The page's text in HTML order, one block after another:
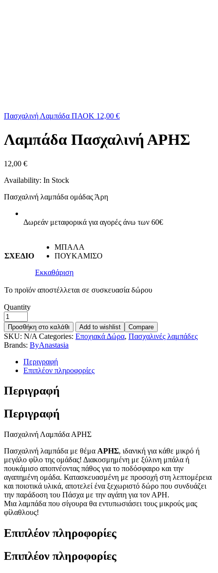
Πασχαλινή Λαμπάδα ΠΑΟΚ 12,00 €
Λαμπάδα Πασχαλινή ΑΡΗΣ
12,00 €
Availability: In Stock
Πασχαλινή λαμπάδα ομάδας Άρη
Δωρεάν μεταφορικά για αγορές άνω των 60€
ΣΧΕΔΙΟ
ΜΠΑΛΑ
ΠΟΥΚΑΜΙΣΟ
Εκκαθάριση
Το προϊόν αποστέλλεται σε συσκευασία δώρου
Quantity
Προσθήκη στο καλάθι Add to wishlist Compare
SKU: N/A Categories: Εποχιακά Δώρα, Πασχαλινές λαμπάδες
Brands: ByAnastasia
Περιγραφή
Επιπλέον πληροφορίες
Περιγραφή
Περιγραφή
Πασχαλινή Λαμπάδα ΑΡΗΣ
Πασχαλινή λαμπάδα με θέμα ΑΡΗΣ, ιδανική για κάθε μικρό ή
μεγάλο φίλο της ομάδας! Διακοσμημένη με ξύλινη μπάλα ή
πουκάμισο αποπνέοντας πάθος για το ποδόσφαιρο και την
αγαπημένη ομάδα. Κατασκευασμένη με προσοχή στη λεπτομέρεια
και ποιοτικά υλικά, αποτελεί ένα ξεχωριστό δώρο που συνδυάζει
την παράδοση του Πάσχα με την αγάπη για τον ΑΡΗ.
Μια λαμπάδα που σίγουρα θα εντυπωσιάσει τους μικρούς μας
φίλαθλους!
Επιπλέον πληροφορίες
Επιπλέον πληροφορίες